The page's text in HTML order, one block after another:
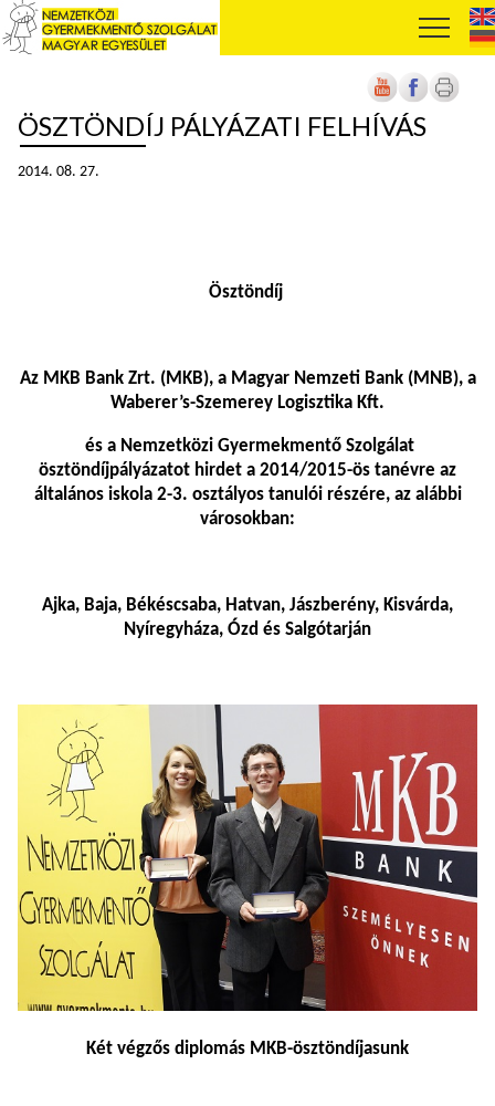
ÖSZTÖNDÍJ PÁLYÁZATI FELHÍVÁS
2014. 08. 27.
Ösztöndíj
Az MKB Bank Zrt. (MKB), a Magyar Nemzeti Bank (MNB), a
Waberer’s-Szemerey Logisztika Kft.
és a Nemzetközi Gyermekmentő Szolgálat
ösztöndíjpályázatot hirdet a 2014/2015-ös tanévre az
általános iskola 2-3. osztályos tanulói részére, az alábbi
városokban:
Ajka, Baja, Békéscsaba, Hatvan, Jászberény, Kisvárda,
Nyíregyháza, Ózd és Salgótarján
Két végzős diplomás MKB-ösztöndíjasunk